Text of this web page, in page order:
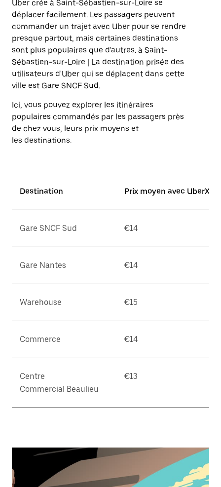
et
sélectionner
une
date.
Appuyez
sur
la
touche
Échap
pour
le
calendrier.
Uber crée à Saint-Sébastien-sur-Loire se
déplacer facilement. Les passagers peuvent
commander un trajet avec Uber pour se rendre
presque partout, mais certaines destinations
sont plus populaires que d'autres. à Saint-
Sébastien-sur-Loire | La destination prisée des
utilisateurs d'Uber qui se déplacent dans cette
ville est Gare SNCF Sud.
Ici, vous pouvez explorer les itinéraires
populaires commandés par les passagers près
de chez vous, leurs prix moyens et
les destinations.
Destination Prix moyen avec UberX*
Gare SNCF Sud €14
Gare Nantes €14
Warehouse €15
Commerce €14
Centre
Commercial Beaulieu
€13